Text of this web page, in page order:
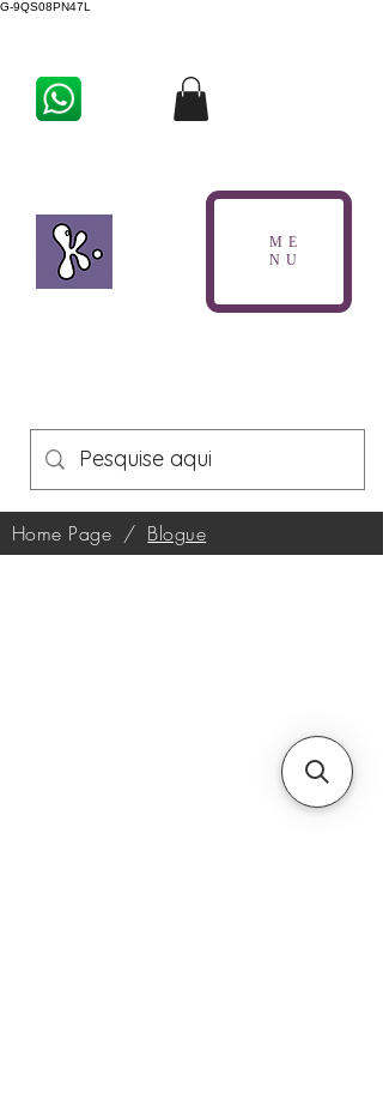
G-9QS08PN47L
ME
NU
Home Page / Blogue